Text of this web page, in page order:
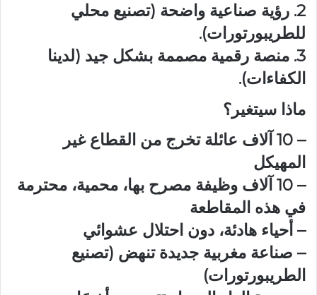
2. رؤية صناعية واضحة (تصنيع محلي
للطريبورتورات).
3. منصة رقمية مصممة بشكل جيد (لدينا
الكفاءات).
ماذا سيتغير؟
– 10 آلاف عائلة تخرج من القطاع غير
المهيكل
– 10 آلاف وظيفة مصرح بها، محمية، محترمة
في هذه المقاطعة
– أحياء هادئة، دون احتلال عشوائي
– صناعة مغربية جديدة تنهض (تصنيع
الطريبورتورات)